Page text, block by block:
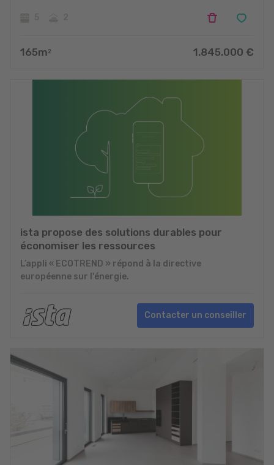
165m 2 1.845.000 €
ista propose des solutions durables pour
économiser les ressources
L’appli « ECOTREND » répond à la directive
européenne sur l'énergie.
Contacter un conseiller